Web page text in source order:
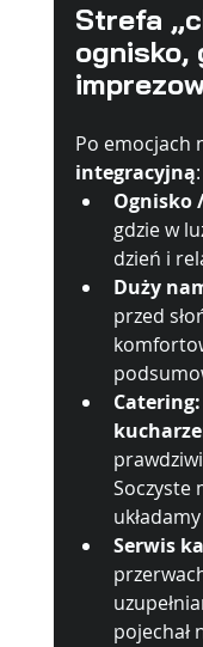
Strefa
ognisko,
Po emocjach
integracyjną:
Ognisko
gdzie w
dzień i
Duży
przed
Soczyste
Serwis
pojechał